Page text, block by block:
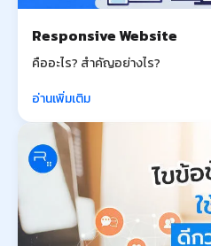
Responsive Website
คืออะไร? สำคัญอย่างไร?
อ่านเพิ่มเติม